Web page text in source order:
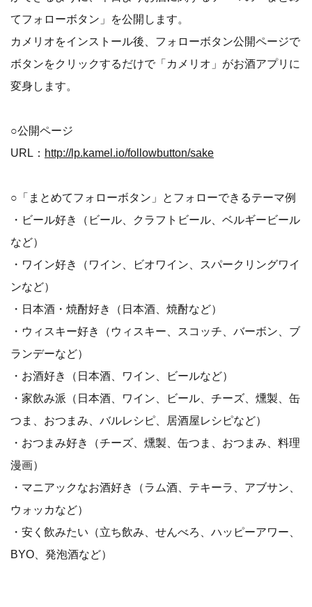
てフォローボタン」を公開します。
カメリオをインストール後、フォローボタン公開ページで
ボタンをクリックするだけで「カメリオ」がお酒アプリに
変身します。
○公開ページ
URL： http://lp.kamel.io/followbutton/sake
○「まとめてフォローボタン」とフォローできるテーマ例
・ビール好き（ビール、クラフトビール、ベルギービール
など）
・ワイン好き（ワイン、ビオワイン、スパークリングワイ
ンなど）
・日本酒・焼酎好き（日本酒、焼酎など）
・ウィスキー好き（ウィスキー、スコッチ、バーボン、ブ
ランデーなど）
・お酒好き（日本酒、ワイン、ビールなど）
・家飲み派（日本酒、ワイン、ビール、チーズ、燻製、缶
つま、おつまみ、バルレシピ、居酒屋レシピなど）
・おつまみ好き（チーズ、燻製、缶つま、おつまみ、料理
漫画）
・マニアックなお酒好き（ラム酒、テキーラ、アブサン、
ウォッカなど）
・安く飲みたい（立ち飲み、せんべろ、ハッピーアワー、
BYO、発泡酒など）